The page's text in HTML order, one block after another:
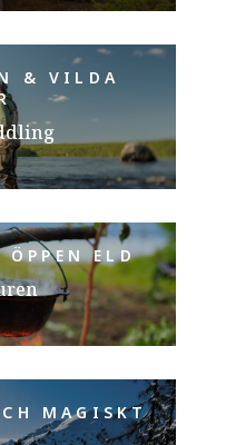
& VILDA
ÖPPEN ELD
MAGISKT